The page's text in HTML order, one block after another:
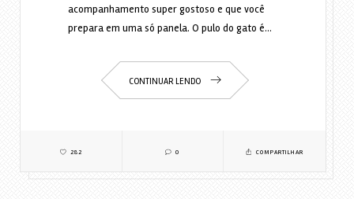
acompanhamento super gostoso e que você
prepara em uma só panela. O pulo do gato é…
CONTINUAR LENDO
282 0 COMPARTILHAR